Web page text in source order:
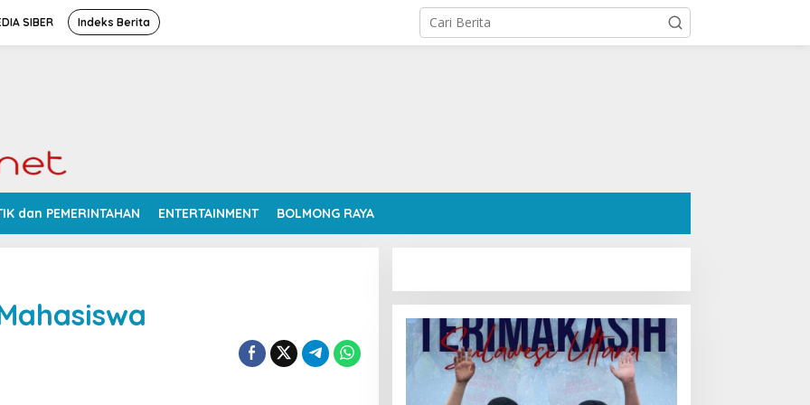
SIBER Indeks Berita
dan PEMERINTAHAN ENTERTAINMENT BOLMONG RAYA